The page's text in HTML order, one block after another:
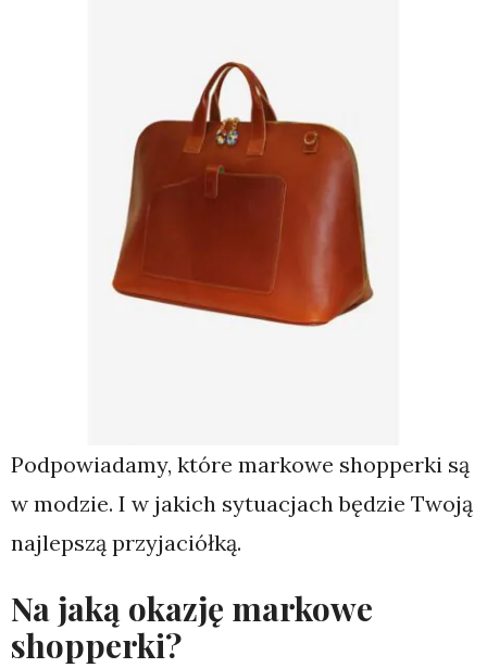
Podpowiadamy, które markowe shopperki są
w modzie. I w jakich sytuacjach będzie Twoją
najlepszą przyjaciółką.
Na jaką okazję markowe
shopperki?